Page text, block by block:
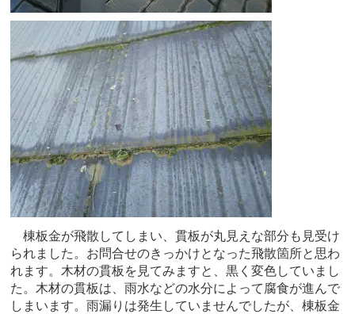
棟板金が飛散してしまい、貫板が丸見えな部分も見受け
られました。お問合せのきっかけとなった飛散箇所と思わ
れます。木材の貫板を見てみますと、黒く変色していまし
た。木材の貫板は、雨水などの水分によって腐食が進んで
しまいます。雨漏りは発生していませんでしたが、棟板金